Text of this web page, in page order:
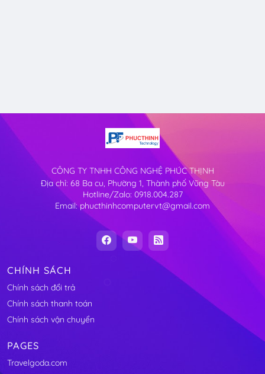
CÔNG TY TNHH CÔNG NGHỆ PHÚC THỊNH
Địa chỉ: 68 Ba cu, Phường 1, Thành phố Vũng Tàu
Hotline/Zalo: 0918.004.287
Email: phucthinhcomputervt@gmail.com
CHÍNH SÁCH
Chính sách đổi trả
Chính sách thanh toán
Chính sách vận chuyển
PAGES
Travelgoda.com